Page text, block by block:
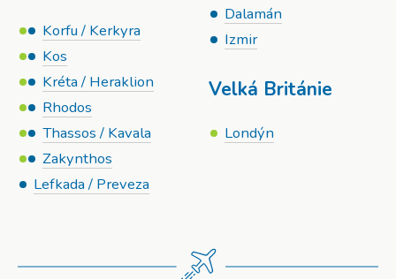
Korfu / Kerkyra
Kos
Kréta / Heraklion
Rhodos
Thassos / Kavala
Zakynthos
Lefkada / Preveza
Dalamán
Izmir
Velká Británie
Londýn